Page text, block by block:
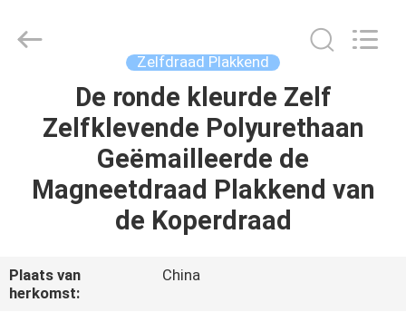
PRODUCTEN
VIDEOS
ONGEVEER
ONS
Material
Co,.Ltd.
Zelfdraad Plakkend
De ronde kleurde Zelf
Zelfklevende Polyurethaan
Geëmailleerde de
Magneetdraad Plakkend van
de Koperdraad
Plaats van
herkomst:
China